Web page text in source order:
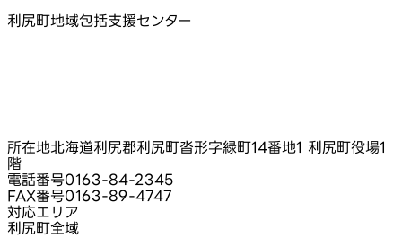
利尻町地域包括支援センター
所在地北海道利尻郡利尻町沓形字緑町14番地1 利尻町役場1
階
電話番号0163-84-2345
FAX番号0163-89-4747
対応エリア
利尻町全域